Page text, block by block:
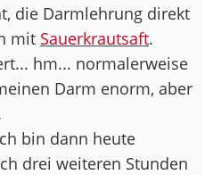
die Darmlehrung direkt
mit Sauerkrautsaft.
hm... normalerweise
Darm enorm, aber
bin dann heute
drei weiteren Stunden